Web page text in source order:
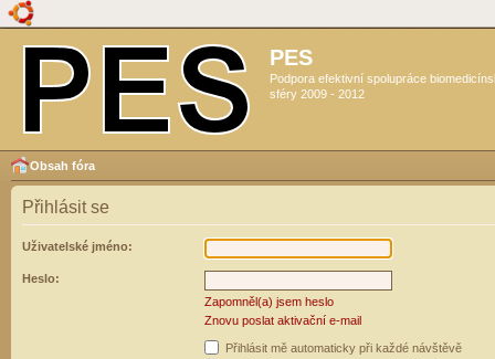
PES
Podpora efektivní spolupráce
sféry 2009 - 2012
Obsah fóra
Přihlásit se
Uživatelské jméno:
Heslo:
Zapomněl(a) jsem heslo
Znovu poslat aktivační e-mail
Přihlásit mě automaticky při každé návštěvě